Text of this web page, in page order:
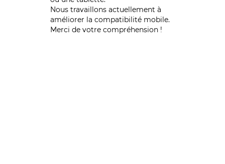
Nous travaillons actuellement à
améliorer la compatibilité mobile.
Merci de votre compréhension !